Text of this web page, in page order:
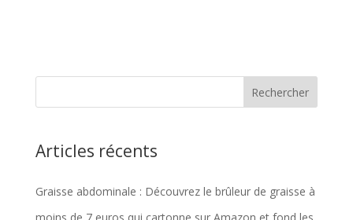
Articles récents
Graisse abdominale : Découvrez le brûleur de graisse à